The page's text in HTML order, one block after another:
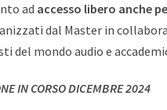
ad accesso libero anche
dal Master in
del mondo audio e
IN CORSO DICEMBRE 2024